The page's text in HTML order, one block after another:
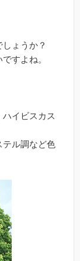
ょうか？
すよね。
イビスカス
テル調など色